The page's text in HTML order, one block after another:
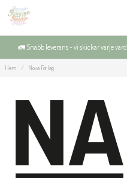
🚛 Snabb leverans - vi skickar varje
Hem Nova Förlag